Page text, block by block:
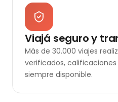
Viajá seguro y
Más de 30.000 viajes
verificados,
siempre disponible.